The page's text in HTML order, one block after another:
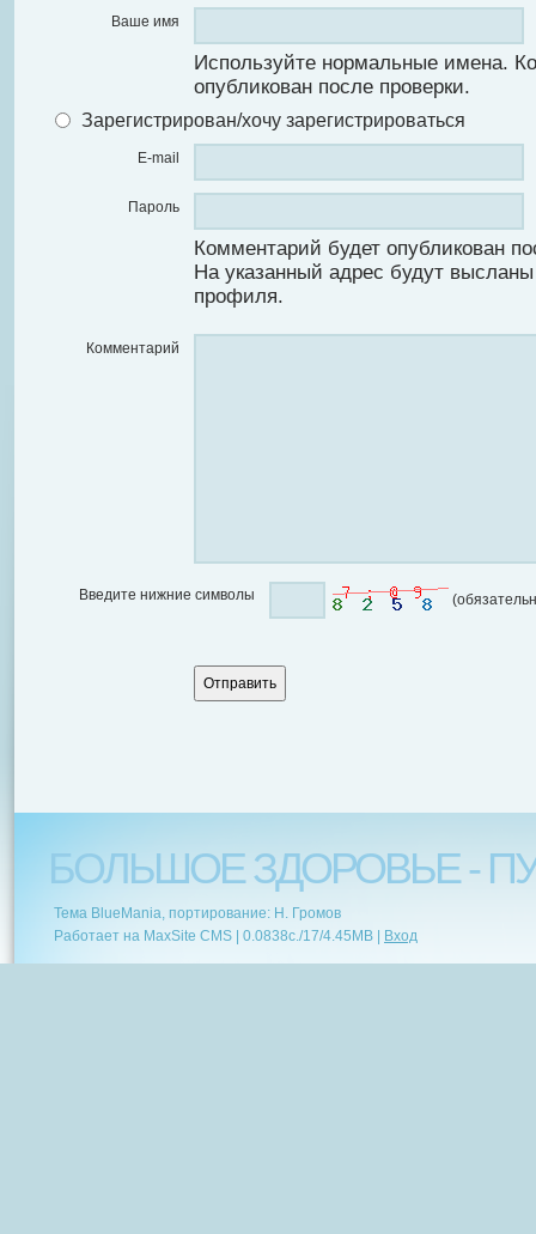
Ваше имя
Используйте нормальные имена.
опубликован после проверки.
Зарегистрирован/хочу зарегистрироваться
E-mail
Пароль
Комментарий будет опубликован
На указанный адрес будут
профиля.
Комментарий
Введите нижние символы
БОЛЬШОЕ ЗДОРОВЬЕ -
Тема BlueMania, портирование: Н. Громов
Работает на MaxSite CMS | 0.0838c./17/4.45MB Вход